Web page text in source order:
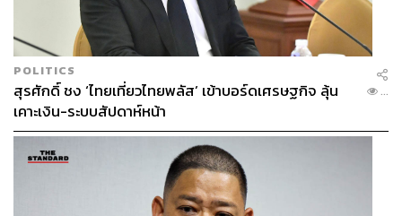
POLITICS
สุรศักดิ์ ชง ‘ไทยเที่ยวไทยพลัส’ เข้าบอร์ดเศรษฐกิจ ลุ้น
เคาะเงิน-ระบบสัปดาห์หน้า
...